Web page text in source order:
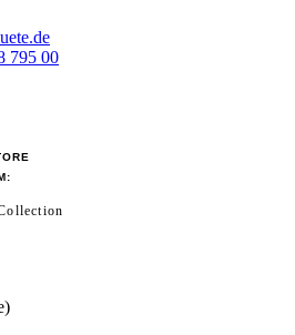
795 00